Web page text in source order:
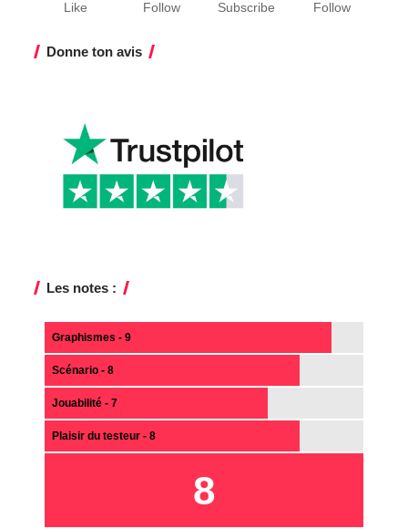
Like Follow Subscribe Follow
Donne ton avis
Les notes :
Graphismes - 9
Scénario - 8
Jouabilité - 7
Plaisir du testeur - 8
8